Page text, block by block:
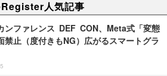
人気記事
ンファレンス DEF CON、Meta式「変態
禁止（度付きもNG）広がるスマートグラ